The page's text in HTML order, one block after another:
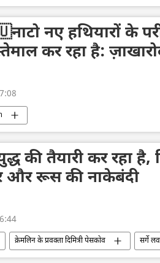
यूरोप अर्थव्यवस्था
नए हथियारों के
कर रहा है:
की तैयारी कर रहा
और रूस की नाकेबंदी
क्रेमलिन के प्रवक्ता दिमित्री पेसकोव सर्गे
यूक्रेन बेलारूस